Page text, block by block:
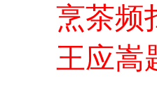
烹茶频
王应嵩